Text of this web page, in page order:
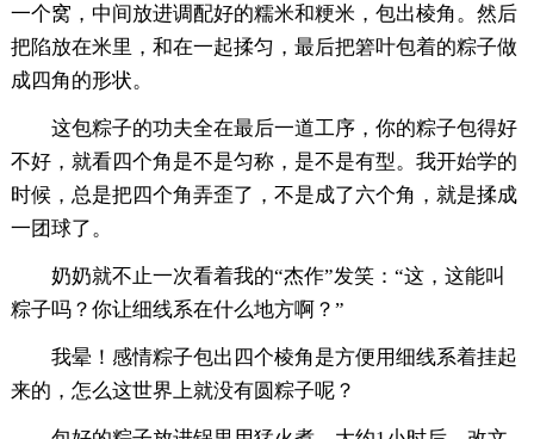
一个窝，中间放进调配好的糯米和粳米，包出棱角。然后
把陷放在米里，和在一起揉匀，最后把箬叶包着的粽子做
成四角的形状。
这包粽子的功夫全在最后一道工序，你的粽子包得好
不好，就看四个角是不是匀称，是不是有型。我开始学的
时候，总是把四个角弄歪了，不是成了六个角，就是揉成
一团球了。
奶奶就不止一次看着我的“杰作”发笑：“这，这能叫
粽子吗？你让细线系在什么地方啊？”
我晕！感情粽子包出四个棱角是方便用细线系着挂起
来的，怎么这世界上就没有圆粽子呢？